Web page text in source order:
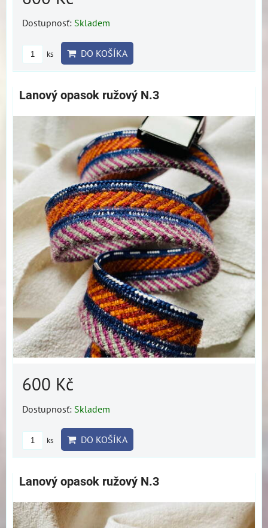
Dostupnosť: Skladem
ks DO KOŠÍKA
Lanový opasok ružový N.3
600 Kč
Dostupnosť: Skladem
ks DO KOŠÍKA
Lanový opasok ružový N.3